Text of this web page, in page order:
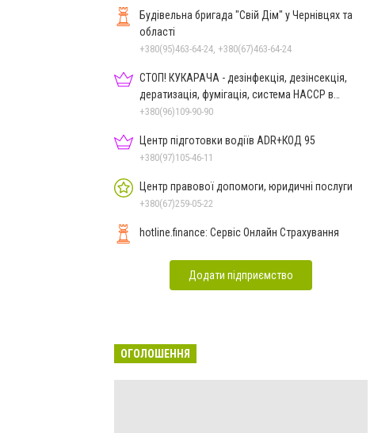
Будівельна бригада "Свій Дім" у Чернівцях та
області
+380(95)463-64-24, +380(67)463-64-24
СТОП! КУКАРАЧА - дезінфекція, дезінсекція,
дератизація, фумігація, система HACCP в
Чернівцях
+380(96)109-90-90
Центр підготовки водіїв ADR+КОД 95
+380(97)105-46-11
Центр правової допомоги, юридичні послуги
+380(67)259-05-22
hotline.finance: Сервіс Онлайн Страхування
Додати підприємство
ОГОЛОШЕННЯ